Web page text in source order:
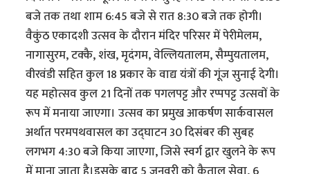
बजे तक तथा शाम 6:45 बजे से रात 8:30 बजे तक होगी।
वैकुंठ एकादशी उत्सव के दौरान मंदिर परिसर में पेरीमेलम,
नागासुरम, टक्कै, शंख, मृदंगम, वेल्लियतालम, सैम्पुयतालम,
वीरवंडी सहित कुल 18 प्रकार के वाद्य यंत्रों की गूंज सुनाई देगी।
यह महोत्सव कुल 21 दिनों तक पगलपट्ट और रप्पपट्ट उत्सवों के
रूप में मनाया जाएगा। उत्सव का प्रमुख आकर्षण सार्कवासल
अर्थात परमपथवासल का उद्घाटन 30 दिसंबर की सुबह
लगभग 4:30 बजे किया जाएगा, जिसे स्वर्ग द्वार खुलने के रूप